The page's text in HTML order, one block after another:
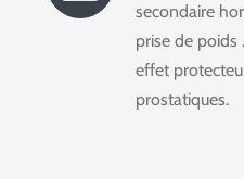
secondaire
prise de poids
effet
prostatiques.